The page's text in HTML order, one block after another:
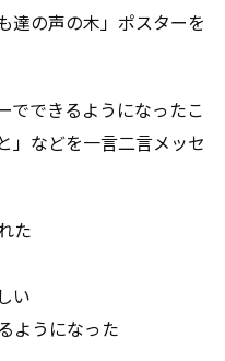
達の声の木」ポスターを
でできるようになったこ
」などを一言二言メッセ
た
い
ようになった